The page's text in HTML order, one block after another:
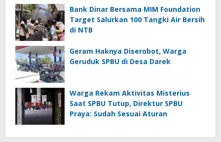
Bank Dinar Bersama MIM Foundation
Target Salurkan 100 Tangki Air Bersih
di NTB
Geram Haknya Diserobot, Warga
Geruduk SPBU di Desa Darek
Warga Rekam Aktivitas Misterius
Saat SPBU Tutup, Direktur SPBU
Praya: Sudah Sesuai Aturan